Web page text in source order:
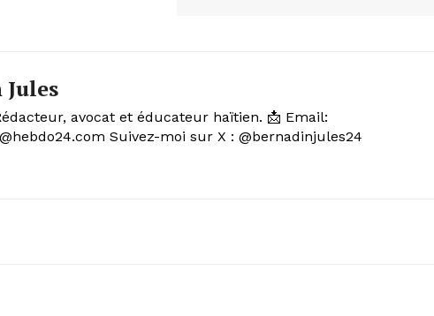
avocat et éducateur haïtien. 📩 Email:
Suivez-moi sur X : @bernadinjules24